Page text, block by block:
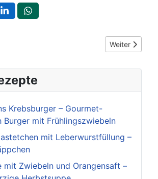
Stallbaulehrfahrt für Rinder- undNächster
Weiter
Krebsburger – Gourmet-
Burger mit Frühlingszwiebeln
mit Leberwurstfüllung –
mit Zwiebeln und Orangensaft –